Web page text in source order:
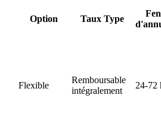
Option Taux Type
Flexible
Remboursable
intégralement
24-72